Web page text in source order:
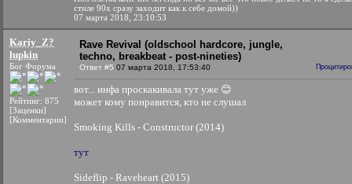
стиле 90х сразу заходит как к себе домой))
07 марта 2018, 23:10:53
Kariy_Z?
lupkin
Бог Форума
Рейтинг: 875
[Заценки]
[Комментарии]
Rave Revival (oldschool hardcore, jungle,
techno, breakbeat - post-nineties)
Ответ #5 07 марта 2018, 17:53:40
вот... инфа проскакивала тут уже 😊
может кому понравится, кто не слушал
Smoking Kills - Constructor (2014)
тут
Sideflip - Raveheart (2015)